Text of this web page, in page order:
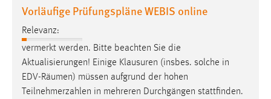
Vorläufige Prüfungspläne WEBIS online
Relevanz:
vermerkt werden. Bitte beachten Sie die
Aktualisierungen! Einige Klausuren (insbes. solche in
EDV-Räumen) müssen aufgrund der hohen
Teilnehmerzahlen in mehreren Durchgängen stattfinden.
Zweck:
Wird benötigt um die Chatfunktion nutzen zu können.
Cookie Laufzeit:
MibewSessionID, mibew-chat-frame-style-
5e9dbeb1811c0446 = Sitzungslaufzeit, mibew_locale = 3